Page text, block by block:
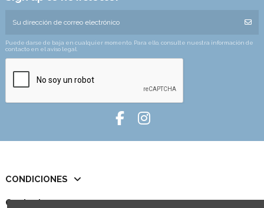
Puede darse de baja en cualquier momento. Para ello, consulte nuestra información de
contacto en el aviso legal.
CONDICIONES
Contact us